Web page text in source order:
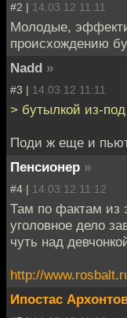
#2 | 14.03.12 11:11
Молодые,
происхождению
Nadd »
#3 | 14.03.12 11:11
> бутылкой из-
Поди ж еще и
Пенсионер »
#4 | 14.03.12 11:12
Там по фактам из
уголовное дело
чуть над
http://
Ипостас